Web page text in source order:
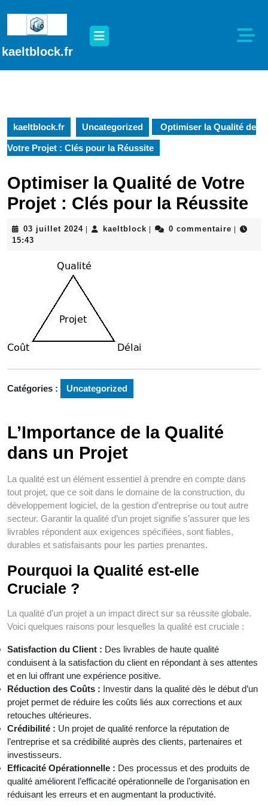
contenu
kaeltblock.fr
Open
Button
kaeltblock.fr Uncategorized Optimiser la Qualité de
Votre Projet : Clés pour la Réussite
Optimiser la Qualité de Votre
Projet : Clés pour la Réussite
03 juillet 202403
kaeltblock kaeltblock0 commentaire
15:43
Catégories : Uncategorized
L’Importance de la Qualité
dans un Projet
La qualité est un élément essentiel à prendre en compte dans
tout projet, que ce soit dans le domaine de la construction, du
développement logiciel, de la gestion d’entreprise ou tout autre
secteur. Garantir la qualité d’un projet signifie s’assurer que les
livrables répondent aux exigences spécifiées, sont fiables,
durables et satisfaisants pour les parties prenantes.
Pourquoi la Qualité est-elle
Cruciale ?
La qualité d’un projet a un impact direct sur sa réussite globale.
Voici quelques raisons pour lesquelles la qualité est cruciale :
Satisfaction du Client : Des livrables de haute qualité
conduisent à la satisfaction du client en répondant à ses attentes
et en lui offrant une expérience positive.
Réduction des Coûts : Investir dans la qualité dès le début d’un
projet permet de réduire les coûts liés aux corrections et aux
retouches ultérieures.
Crédibilité : Un projet de qualité renforce la réputation de
l’entreprise et sa crédibilité auprès des clients, partenaires et
investisseurs.
Efficacité Opérationnelle : Des processus et des produits de
qualité améliorent l’efficacité opérationnelle de l’organisation en
réduisant les erreurs et en augmentant la productivité.